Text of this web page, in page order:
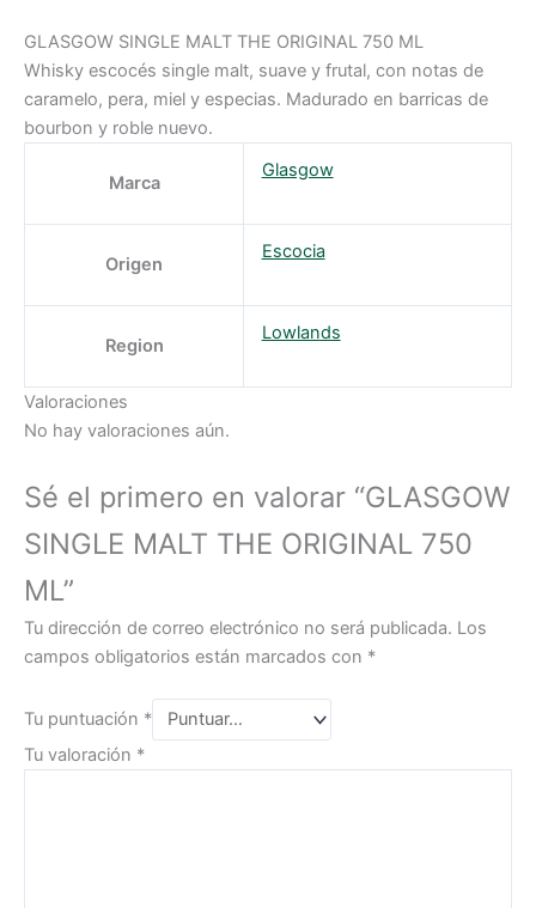
GLASGOW SINGLE MALT THE ORIGINAL 750 ML
Whisky escocés single malt, suave y frutal, con notas de
caramelo, pera, miel y especias. Madurado en barricas de
bourbon y roble nuevo.
Marca
Glasgow
Origen
Escocia
Region
Lowlands
Valoraciones
No hay valoraciones aún.
Sé el primero en valorar “GLASGOW
SINGLE MALT THE ORIGINAL 750
ML”
Tu dirección de correo electrónico no será publicada. Los
campos obligatorios están marcados con *
Tu puntuación *
Tu valoración *